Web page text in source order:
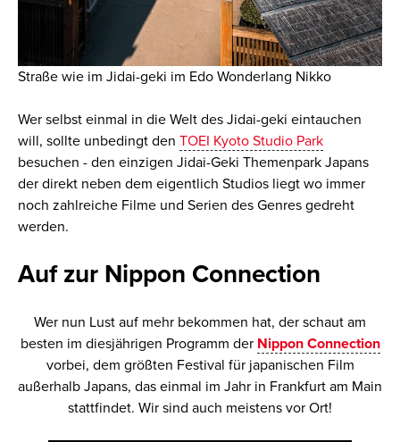
Straße wie im Jidai-geki im Edo Wonderlang Nikko
Wer selbst einmal in die Welt des Jidai-geki eintauchen
will, sollte unbedingt den TOEI Kyoto Studio Park
besuchen - den einzigen Jidai-Geki Themenpark Japans
der direkt neben dem eigentlich Studios liegt wo immer
noch zahlreiche Filme und Serien des Genres gedreht
werden.
Auf zur Nippon Connection
Wer nun Lust auf mehr bekommen hat, der schaut am
besten im diesjährigen Programm der Nippon Connection
vorbei, dem größten Festival für japanischen Film
außerhalb Japans, das einmal im Jahr in Frankfurt am Main
stattfindet. Wir sind auch meistens vor Ort!